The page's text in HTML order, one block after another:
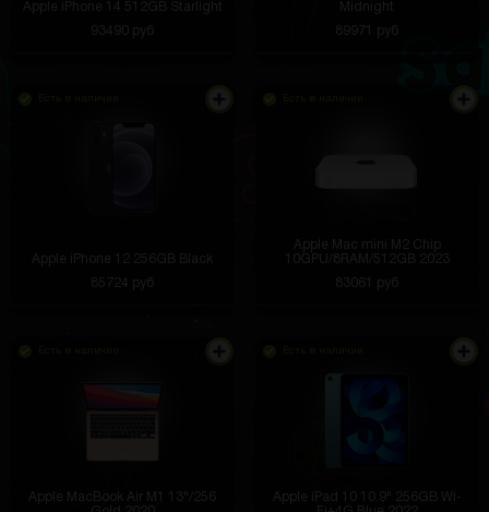
Apple iPhone 14 512GB Starlight
93490 руб
Midnight
89971 руб
Apple iPhone 12 256GB Black
85724 руб
Apple Mac mini M2 Chip
10GPU/8RAM/512GB 2023
83061 руб
Apple MacBook Air M1 13"/256
Apple iPad 10 10.9" 256GB Wi-